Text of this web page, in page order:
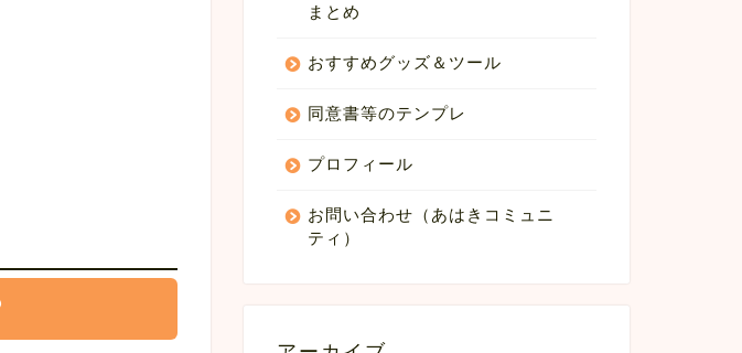
まとめ
おすすめグッズ＆ツール
同意書等のテンプレ
プロフィール
お問い合わせ（あはきコミュニ
ティ）